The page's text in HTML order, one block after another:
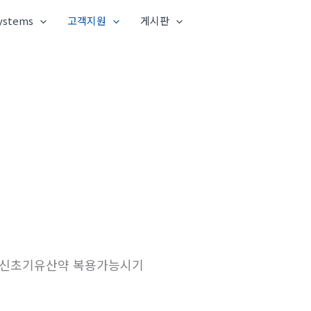
고객지원 게시판
초기유산약 복용가능시기